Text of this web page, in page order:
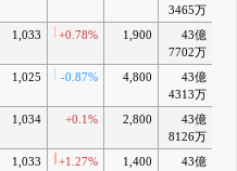
3465万
1,033 +0.78% 1,900
43億
7702万
1,025 -0.87% 4,800
43億
4313万
1,034 +0.1% 2,800
43億
8126万
1,033 +1.27% 1,400
43億